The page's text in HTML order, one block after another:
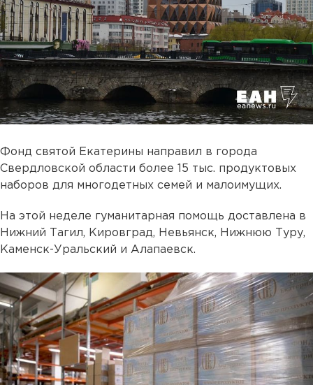
Фонд святой Екатерины направил в города
Свердловской области более 15 тыс. продуктовых
наборов для многодетных семей и малоимущих.
На этой неделе гуманитарная помощь доставлена в
Нижний Тагил, Кировград, Невьянск, Нижнюю Туру,
Каменск-Уральский и Алапаевск.